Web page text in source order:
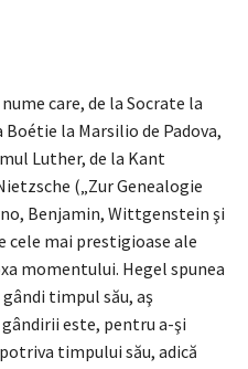
care, de la Socrate la
la Marsilio de Padova,
Luther, de la Kant
(„Zur Genealogie
Benjamin, Wittgenstein şi
cele mai prestigioase ale
momentului. Hegel spunea
timpul său, aş
este, pentru a-şi
timpului său, adică